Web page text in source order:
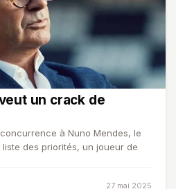
un crack de
à Nuno Mendes, le
des priorités, un joueur de
27 mai 2025